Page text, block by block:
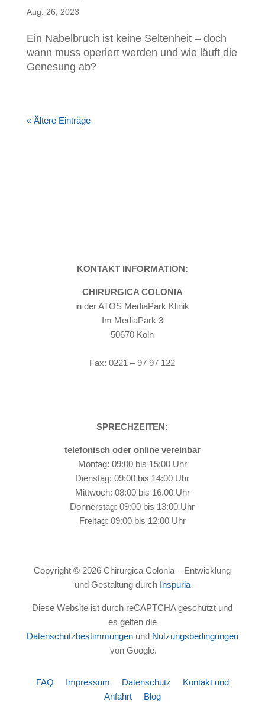
Aug. 26, 2023
Ein Nabelbruch ist keine Seltenheit – doch
wann muss operiert werden und wie läuft die
Genesung ab?
« Ältere Einträge
KONTAKT INFORMATION:
CHIRURGICA COLONIA
in der ATOS MediaPark Klinik
Im MediaPark 3
50670 Köln
Fax: 0221 – 97 97 122
SPRECHZEITEN:
telefonisch oder online vereinbar
Montag: 09:00 bis 15:00 Uhr
Dienstag: 09:00 bis 14:00 Uhr
Mittwoch: 08:00 bis 16.00 Uhr
Donnerstag: 09:00 bis 13:00 Uhr
Freitag: 09:00 bis 12:00 Uhr
Copyright © 2026 Chirurgica Colonia – Entwicklung
und Gestaltung durch Inspuria
Diese Website ist durch reCAPTCHA geschützt und
es gelten die
Datenschutzbestimmungenund Nutzungsbedingungen
von Google.
FAQ Impressum Datenschutz
Kontakt und
Anfahrt
Blog